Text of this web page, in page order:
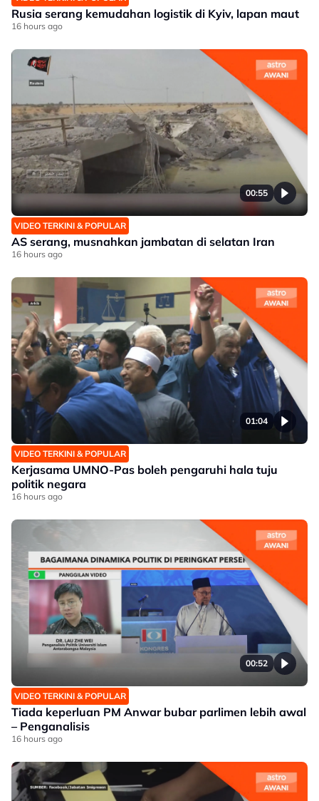
Rusia serang kemudahan logistik di Kyiv, lapan maut
16 hours ago
00:55
VIDEO TERKINI & POPULAR
AS serang, musnahkan jambatan di selatan Iran
16 hours ago
01:04
VIDEO TERKINI & POPULAR
Kerjasama UMNO-Pas boleh pengaruhi hala tuju
politik negara
16 hours ago
00:52
VIDEO TERKINI & POPULAR
Tiada keperluan PM Anwar bubar parlimen lebih awal
– Penganalisis
16 hours ago